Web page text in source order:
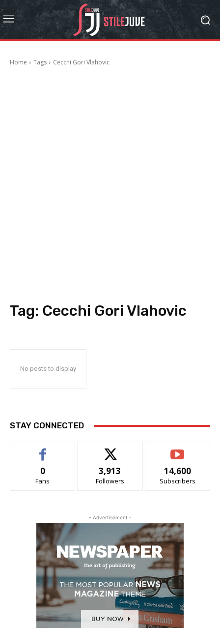
Home Tags Cecchi Gori Vlahovic
Tag: Cecchi Gori Vlahovic
No posts to display
STAY CONNECTED
0
Fans
3,913
Followers
14,600
Subscribers
- Advertisement -